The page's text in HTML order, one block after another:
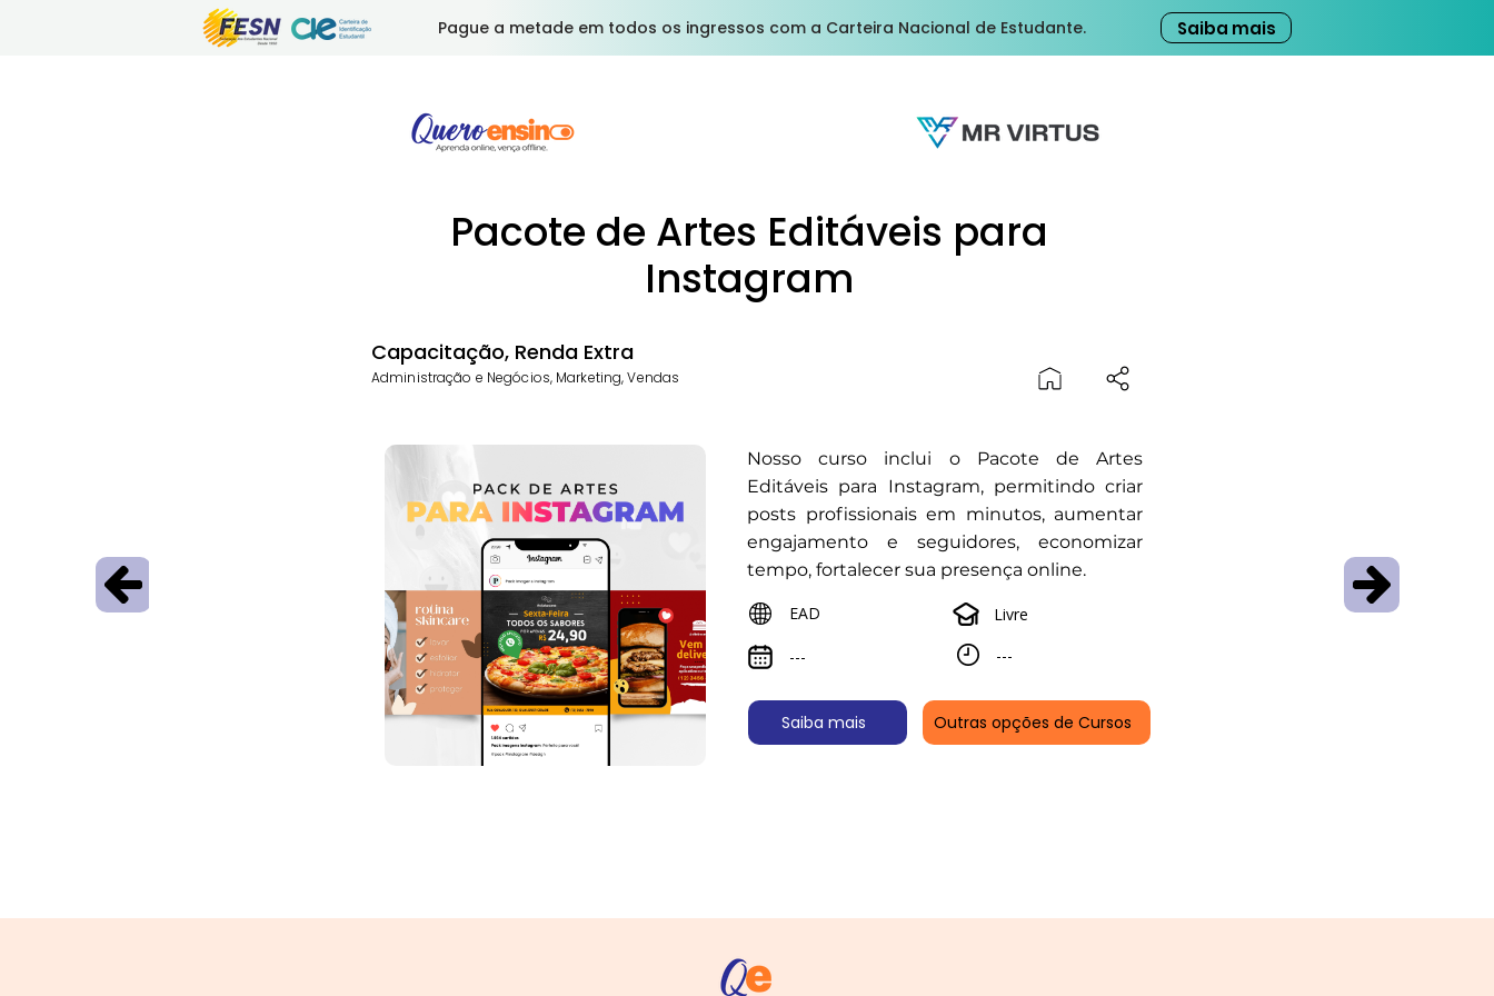
Pague a metade em todos os ingressos com a Carteira Nacional de Estudante. Saiba mais
Pacote de Artes Editáveis para
Instagram
Capacitação, Renda Extra
Administração e Negócios, Marketing, Vendas
Nosso curso inclui o Pacote de Artes
Editáveis para Instagram, permitindo criar
posts profissionais em minutos, aumentar
engajamento e seguidores, economizar
tempo, fortalecer sua presença online.
EAD
Livre
---
---
Saiba mais Outras opções de Cursos